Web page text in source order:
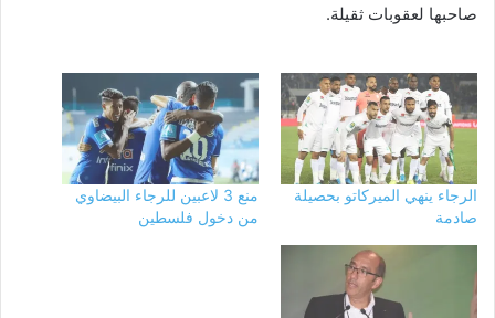
صاحبها لعقوبات ثقيلة.
الرجاء ينهي الميركاتو بحصيلة
صادمة
منع 3 لاعبين للرجاء البيضاوي
من دخول فلسطين